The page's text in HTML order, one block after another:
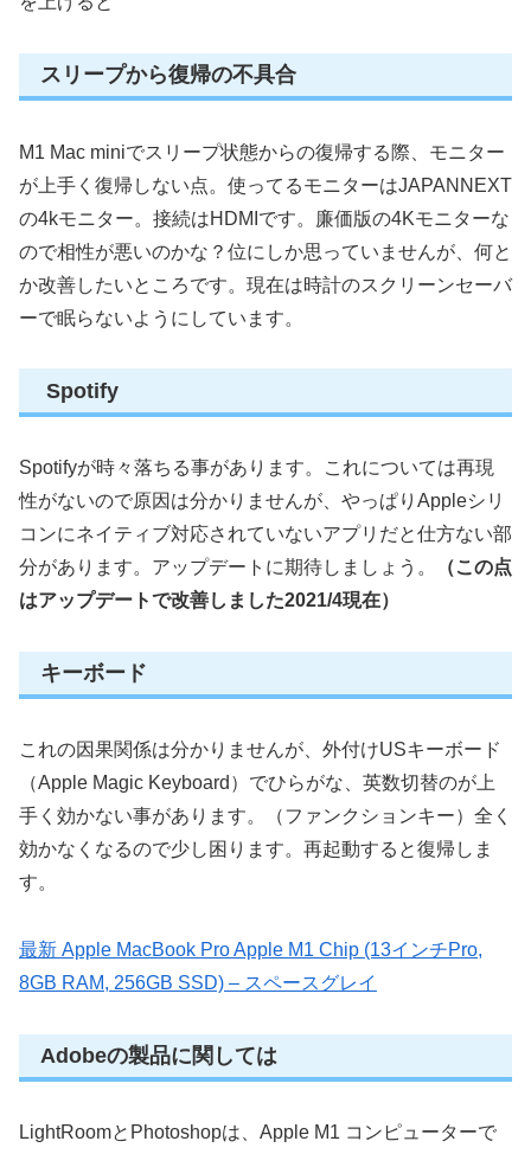
スリープから復帰の不具合
M1 Mac miniでスリープ状態からの復帰する際、モニター
が上手く復帰しない点。使ってるモニターはJAPANNEXT
の4kモニター。接続はHDMIです。廉価版の4Kモニターな
ので相性が悪いのかな？位にしか思っていませんが、何と
か改善したいところです。現在は時計のスクリーンセーバ
ーで眠らないようにしています。
Spotify
Spotifyが時々落ちる事があります。これについては再現
性がないので原因は分かりませんが、やっぱりAppleシリ
コンにネイティブ対応されていないアプリだと仕方ない部
分があります。アップデートに期待しましょう。
（この点
はアップデートで改善しました2021/4現在）
キーボード
これの因果関係は分かりませんが、外付けUSキーボード
（Apple Magic Keyboard）でひらがな、英数切替のが上
手く効かない事があります。（ファンクションキー）全く
効かなくなるので少し困ります。再起動すると復帰しま
す。
最新 Apple MacBook Pro Apple M1 Chip (13インチPro,
8GB RAM, 256GB SSD) – スペースグレイ
Adobeの製品に関しては
LightRoomとPhotoshopは、Apple M1 コンピューターで